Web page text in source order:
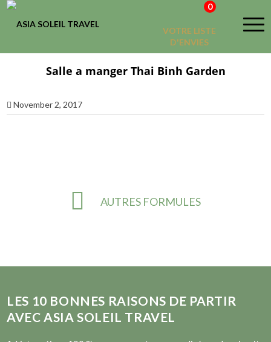
VOTRE LISTE
D'ENVIES
0
Salle a manger Thai Binh Garden
November 2, 2017
AUTRES FORMULES
LES 10 BONNES RAISONS DE PARTIR
AVEC ASIA SOLEIL TRAVEL